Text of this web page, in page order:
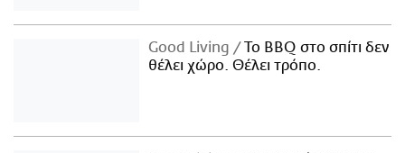
Good Living
Το BBQ στο σπίτι δεν
θέλει χώρο. Θέλει τρόπο.